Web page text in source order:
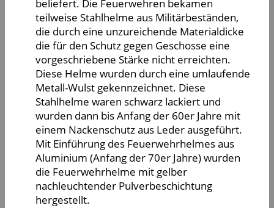
beliefert. Die Feuerwehren bekamen
teilweise Stahlhelme aus Militärbeständen,
die durch eine unzureichende Materialdicke
die für den Schutz gegen Geschosse eine
vorgeschriebene Stärke nicht erreichten.
Diese Helme wurden durch eine umlaufende
Metall-Wulst gekennzeichnet. Diese
Stahlhelme waren schwarz lackiert und
wurden dann bis Anfang der 60er Jahre mit
einem Nackenschutz aus Leder ausgeführt.
Mit Einführung des Feuerwehrhelmes aus
Aluminium (Anfang der 70er Jahre) wurden
die Feuerwehrhelme mit gelber
nachleuchtender Pulverbeschichtung
hergestellt.